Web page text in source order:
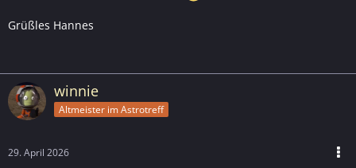
Grüßles Hannes
winnie
Altmeister im Astrotreff
29. April 2026